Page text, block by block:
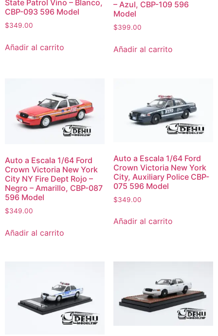
State Patrol Vino – Blanco,
CBP-093 596 Model
$349.00
Añadir al carrito
– Azul, CBP-109 596
Model
$399.00
Añadir al carrito
Auto a Escala 1/64 Ford
Crown Victoria New York
City NY Fire Dept Rojo –
Negro – Amarillo, CBP-087
596 Model
$349.00
Añadir al carrito
Auto a Escala 1/64 Ford
Crown Victoria New York
City, Auxiliary Police CBP-
075 596 Model
$349.00
Añadir al carrito